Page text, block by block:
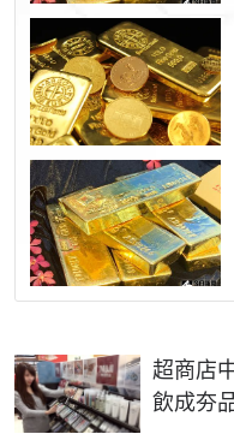
超商店
飲成夯